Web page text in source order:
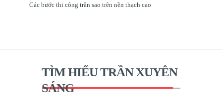
Các bước thi công trần sao trên nền thạch cao
TÌM HIỂU TRẦN XUYÊN
SÁNG